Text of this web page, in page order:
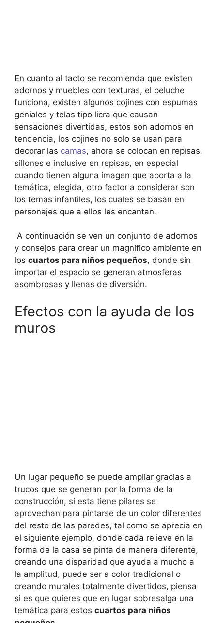
En cuanto al tacto se recomienda que existen
adornos y muebles con texturas, el peluche
funciona, existen algunos cojines con espumas
geniales y telas tipo licra que causan
sensaciones divertidas, estos son adornos en
tendencia, los cojines no solo se usan para
decorar las camas, ahora se colocan en repisas,
sillones e inclusive en repisas, en especial
cuando tienen alguna imagen que aporta a la
temática, elegida, otro factor a considerar son
los temas infantiles, los cuales se basan en
personajes que a ellos les encantan.
A continuación se ven un conjunto de adornos
y consejos para crear un magnifico ambiente en
los cuartos para niños pequeños, donde sin
importar el espacio se generan atmosferas
asombrosas y llenas de diversión.
Efectos con la ayuda de los
muros
Un lugar pequeño se puede ampliar gracias a
trucos que se generan por la forma de la
construcción, si esta tiene pilares se
aprovechan para pintarse de un color diferentes
del resto de las paredes, tal como se aprecia en
el siguiente ejemplo, donde cada relieve en la
forma de la casa se pinta de manera diferente,
creando una disparidad que ayuda a mucho a
la amplitud, puede ser a color tradicional o
creando murales totalmente divertidos, piensa
si es que quieres que en lugar sobresalga una
temática para estos cuartos para niños